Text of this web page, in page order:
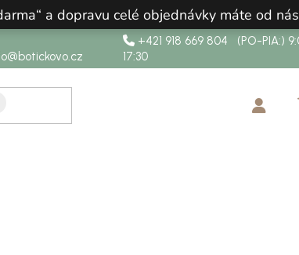
a dopravu celé objednávky máte od
+421 918 669 804 (PO-PIA:)
17:30